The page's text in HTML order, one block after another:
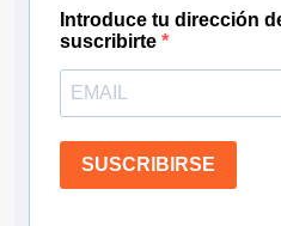
Introduce tu dirección
suscribirte
SUSCRIBIRSE